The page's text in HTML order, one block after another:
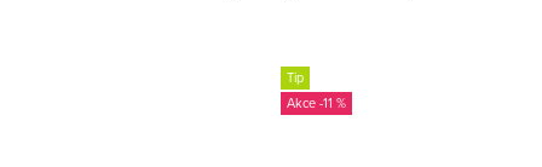
Tip
-11 %